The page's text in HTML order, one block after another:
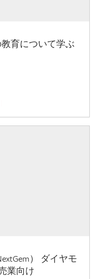
育について学ぶ
） ダイヤモ
業向け